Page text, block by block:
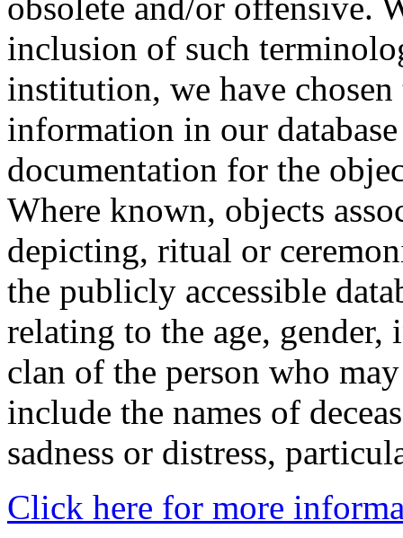
inclusion of such
institution, we have
information in our
documentation for the
Where known, objects
depicting, ritual or
the publicly accessible
relating to the age,
clan of the person who
include the names of
sadness or distress,
Click here for more